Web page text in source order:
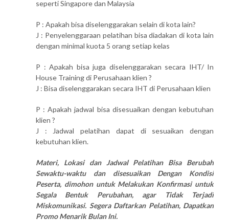
seperti Singapore dan Malaysia
P : Apakah bisa diselenggarakan selain di kota lain?
J : Penyelenggaraan pelatihan bisa diadakan di kota lain
dengan minimal kuota 5 orang setiap kelas
P : Apakah bisa juga diselenggarakan secara IHT/ In
House Training di Perusahaan klien ?
J : Bisa diselenggarakan secara IHT di Perusahaan klien
P : Apakah jadwal bisa disesuaikan dengan kebutuhan
klien ?
J : Jadwal pelatihan dapat di sesuaikan dengan
kebutuhan klien.
Materi, Lokasi dan Jadwal Pelatihan Bisa Berubah
Sewaktu-waktu dan disesuaikan Dengan Kondisi
Peserta, dimohon untuk Melakukan Konfirmasi untuk
Segala Bentuk Perubahan, agar Tidak Terjadi
Miskomunikasi. Segera Daftarkan Pelatihan, Dapatkan
Promo Menarik Bulan Ini.